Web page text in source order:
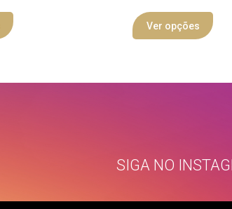
Ver opções
SIGA NO